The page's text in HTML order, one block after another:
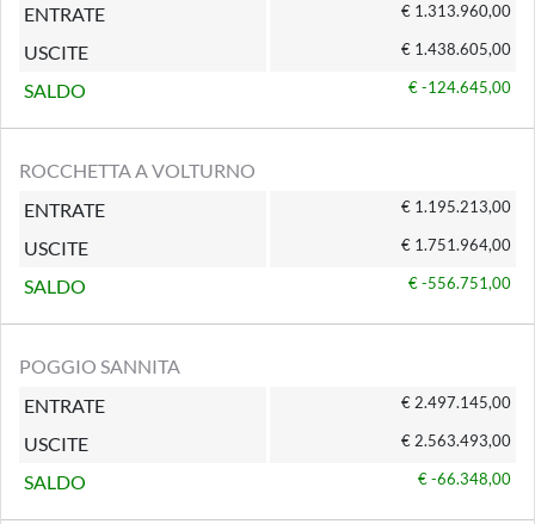
ENTRATE
€ 1.313.960,00
USCITE € 1.438.605,00
SALDO € -124.645,00
ROCCHETTA A VOLTURNO
ENTRATE
€ 1.195.213,00
USCITE € 1.751.964,00
SALDO € -556.751,00
POGGIO SANNITA
ENTRATE
€ 2.497.145,00
USCITE € 2.563.493,00
SALDO € -66.348,00